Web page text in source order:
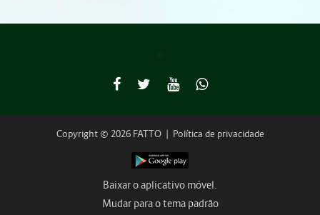
Copyright © 2026 FATTO | Política de privacidade
Baixar o aplicativo móvel.
Mudar para o tema padrão